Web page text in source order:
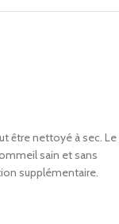
être nettoyé à sec. Le
sain et sans
supplémentaire.